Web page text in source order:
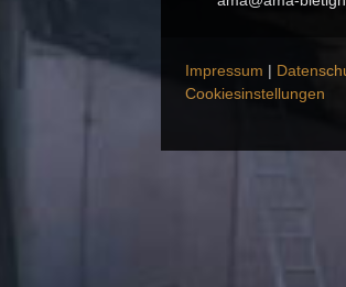
Impressum |
Cookiesinstellungen